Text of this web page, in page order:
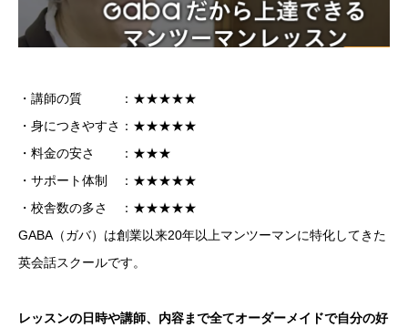
・講師の質 ：★★★★★
・身につきやすさ：★★★★★
・料金の安さ ：★★★
・サポート体制 ：★★★★★
・校舎数の多さ ：★★★★★
GABA（ガバ）は創業以来20年以上マンツーマンに特化してきた
英会話スクールです。
レッスンの日時や講師、内容まで全てオーダーメイドで自分の好